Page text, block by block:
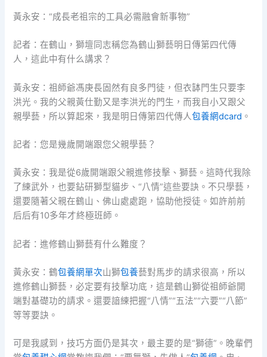
黃永安：“成長老祖宗的工具必需融會新事物”
記者：在鶴山，獅壇同志稱您為鶴山獅藝明日傳第四代傳
人，這此中有什么講求？
黃永安：祖師爺馮庚長固然有良多門徒，但衣缽門生只要李
洪光。我的父親黃仕勤又是李洪光的門生，而我自小又跟父
親學藝，所以算起來，我是明日傳第四代傳人包養網dcard 。
記者：您是幾歲開端跟您父親學藝？
黃永安：我是從6歲開端跟父親進修技擊、獅藝。這時代我除
了練武外，也要鉆研獅型貓步、“八情”這些要訣。不只學藝，
還要隨著父親在鶴山、佛山處處跑，協助他授徒。如許前前
后后有10多年才終極班師。
記者：進修鶴山獅藝有什么難度？
黃永安：鶴包養網單次山獅包養藝對馬步的請求很高，所以
進修鶴山獅藝，必定要有技擊功底，這是鶴山獅從祖師爺開
端對基礎功的請求。還要諳練把握“八情”“五法”“六要”“八節”
等等要訣。
可是我感到，技巧方面仍是其次，最主要的是“獅德”。晚輩們